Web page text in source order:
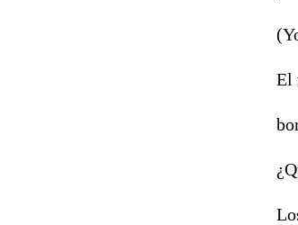
El